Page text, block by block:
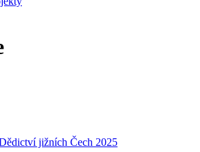
jižních Čech 2025